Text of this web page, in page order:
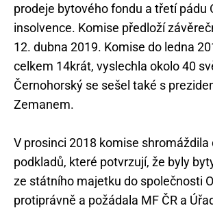
prodeje bytového fondu a třetí pádu
insolvence. Komise předloží
12. dubna 2019. Komise do ledna
celkem 14krát, vyslechla okolo 40
Černohorský se sešel také s
Zemanem.
V prosinci 2018 komise
podkladů, které potvrzují, že byly
ze státního majetku do společnosti
protiprávně a požádala MF ČR a